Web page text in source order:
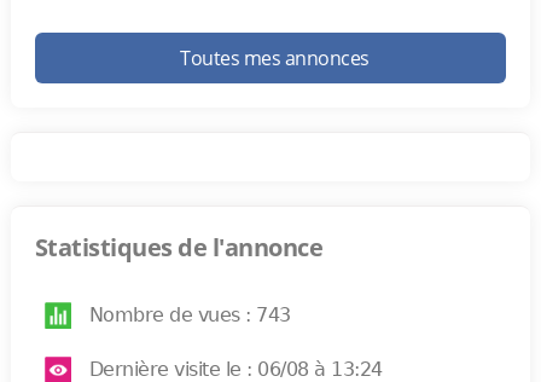
Toutes mes annonces
Statistiques de l'annonce
Nombre de vues : 743
Dernière visite le : 06/08 à 13:24